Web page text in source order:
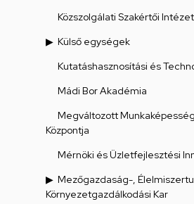
Közszolgálati Szakértői Intézet
Külső egységek
Kutatáshasznosítási és
Mádi Bor Akadémia
Megváltozott
Központja
Mérnöki és Üzletfejlesztési
Mezőgazdaság-,
Környezetgazdálkodási Kar